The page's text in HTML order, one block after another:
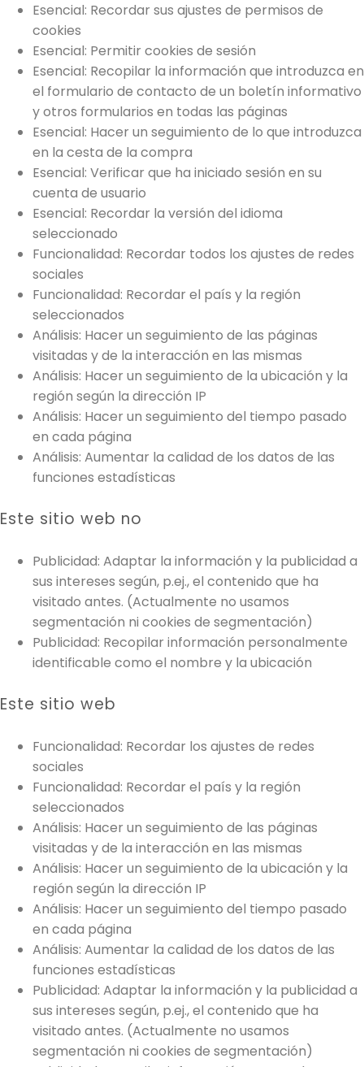
Esencial: Recordar sus ajustes de permisos de
cookies
Esencial: Permitir cookies de sesión
Esencial: Recopilar la información que introduzca en
el formulario de contacto de un boletín informativo
y otros formularios en todas las páginas
Esencial: Hacer un seguimiento de lo que introduzca
en la cesta de la compra
Esencial: Verificar que ha iniciado sesión en su
cuenta de usuario
Esencial: Recordar la versión del idioma
seleccionado
Funcionalidad: Recordar todos los ajustes de redes
sociales
Funcionalidad: Recordar el país y la región
seleccionados
Análisis: Hacer un seguimiento de las páginas
visitadas y de la interacción en las mismas
Análisis: Hacer un seguimiento de la ubicación y la
región según la dirección IP
Análisis: Hacer un seguimiento del tiempo pasado
en cada página
Análisis: Aumentar la calidad de los datos de las
funciones estadísticas
Este sitio web no
Publicidad: Adaptar la información y la publicidad a
sus intereses según, p.ej., el contenido que ha
visitado antes. (Actualmente no usamos
segmentación ni cookies de segmentación)
Publicidad: Recopilar información personalmente
identificable como el nombre y la ubicación
Este sitio web
Funcionalidad: Recordar los ajustes de redes
sociales
Funcionalidad: Recordar el país y la región
seleccionados
Análisis: Hacer un seguimiento de las páginas
visitadas y de la interacción en las mismas
Análisis: Hacer un seguimiento de la ubicación y la
región según la dirección IP
Análisis: Hacer un seguimiento del tiempo pasado
en cada página
Análisis: Aumentar la calidad de los datos de las
funciones estadísticas
Publicidad: Adaptar la información y la publicidad a
sus intereses según, p.ej., el contenido que ha
visitado antes. (Actualmente no usamos
segmentación ni cookies de segmentación)